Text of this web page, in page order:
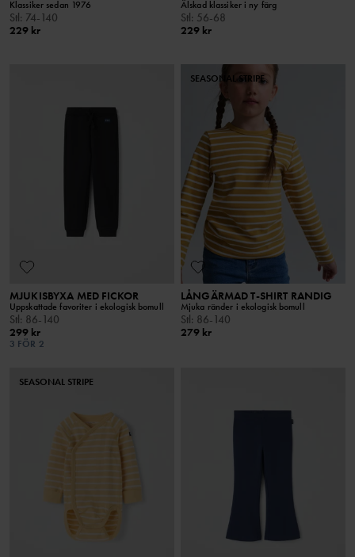
Klassiker sedan 1976
Stl: 74-140
229 kr
Älskad klassiker i ny färg
Stl: 56-68
229 kr
MJUKISBYXA MED FICKOR
Uppskattade favoriter i ekologisk bomull
Stl: 86-140
299 kr
3 FÖR 2
SEASONAL STRIPE
LÅNGÄRMAD T-SHIRT RANDIG
Mjuka ränder i ekologisk bomull
Stl: 86-140
279 kr
SEASONAL STRIPE